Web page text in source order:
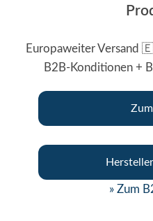
Europaweiter Versand
B2B-Konditionen +
» Zum